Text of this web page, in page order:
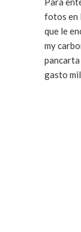
fotos en
que le
my
pancarta
gasto